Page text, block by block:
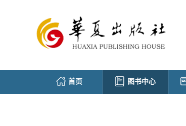
首页 图书中心